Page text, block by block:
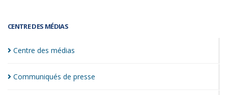
CENTRE DES MÉDIAS
Centre des médias
Communiqués de presse